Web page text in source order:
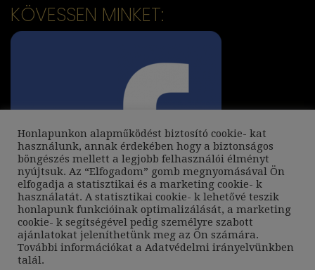
KÖVESSEN MINKET:
Honlapunkon alapműködést biztosító cookie- kat
használunk, annak érdekében hogy a biztonságos
böngészés mellett a legjobb felhasználói élményt
nyújtsuk. Az “Elfogadom” gomb megnyomásával Ön
elfogadja a statisztikai és a marketing cookie- k
használatát. A statisztikai cookie- k lehetővé teszik
honlapunk funkcióinak optimalizálását, a marketing
cookie- k segítségével pedig személyre szabott
ajánlatokat jeleníthetünk meg az Ön számára.
További információkat a Adatvédelmi irányelvünkben
talál.